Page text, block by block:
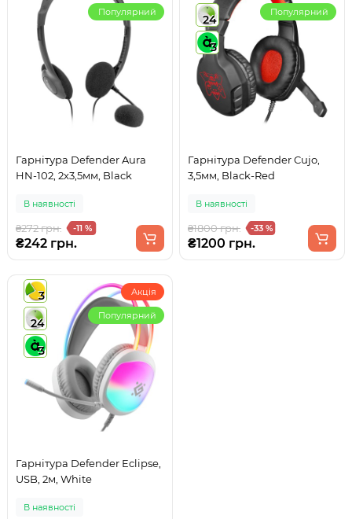
Популярний
Гарнітура Defender Aura
HN-102, 2х3,5мм, Black
В наявності
₴272 грн. -11 %
₴242 грн.
24
3
Популярний
Гарнітура Defender Cujo,
3,5мм, Black-Red
В наявності
₴1800 грн. -33 %
₴1200 грн.
3
24
3
Акція
Популярний
Гарнітура Defender Eclipse,
USB, 2м, White
В наявності